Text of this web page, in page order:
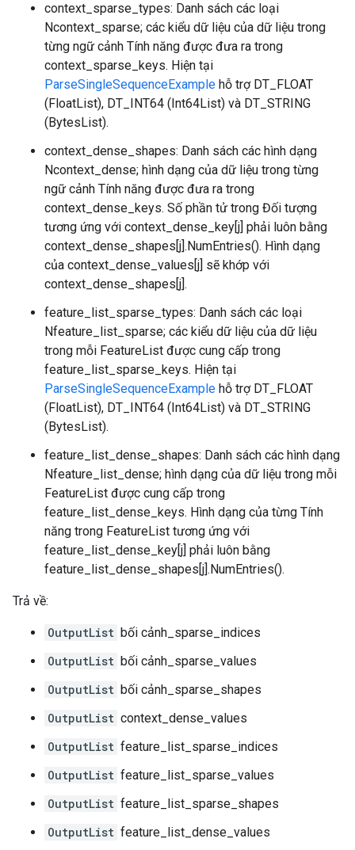
context_sparse_types: Danh sách các loại
Ncontext_sparse; các kiểu dữ liệu của dữ liệu trong
từng ngữ cảnh Tính năng được đưa ra trong
context_sparse_keys. Hiện tại
ParseSingleSequenceExample hỗ trợ DT_FLOAT
(FloatList), DT_INT64 (Int64List) và DT_STRING
(BytesList).
context_dense_shapes: Danh sách các hình dạng
Ncontext_dense; hình dạng của dữ liệu trong từng
ngữ cảnh Tính năng được đưa ra trong
context_dense_keys. Số phần tử trong Đối tượng
tương ứng với context_dense_key[j] phải luôn bằng
context_dense_shapes[j].NumEntries(). Hình dạng
của context_dense_values[j] sẽ khớp với
context_dense_shapes[j].
feature_list_sparse_types: Danh sách các loại
Nfeature_list_sparse; các kiểu dữ liệu của dữ liệu
trong mỗi FeatureList được cung cấp trong
feature_list_sparse_keys. Hiện tại
ParseSingleSequenceExample hỗ trợ DT_FLOAT
(FloatList), DT_INT64 (Int64List) và DT_STRING
(BytesList).
feature_list_dense_shapes: Danh sách các hình dạng
Nfeature_list_dense; hình dạng của dữ liệu trong mỗi
FeatureList được cung cấp trong
feature_list_dense_keys. Hình dạng của từng Tính
năng trong FeatureList tương ứng với
feature_list_dense_key[j] phải luôn bằng
feature_list_dense_shapes[j].NumEntries().
Trả về:
OutputList bối cảnh_sparse_indices
OutputList bối cảnh_sparse_values
OutputList bối cảnh_sparse_shapes
OutputList context_dense_values
OutputList feature_list_sparse_indices
OutputList feature_list_sparse_values
OutputList feature_list_sparse_shapes
OutputList feature_list_dense_values